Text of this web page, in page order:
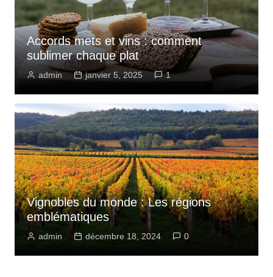
Accords mets et vins : comment
sublimer chaque plat
admin janvier 5, 2025 1
Vignobles du monde : Les régions
emblématiques
admin décembre 18, 2024 0